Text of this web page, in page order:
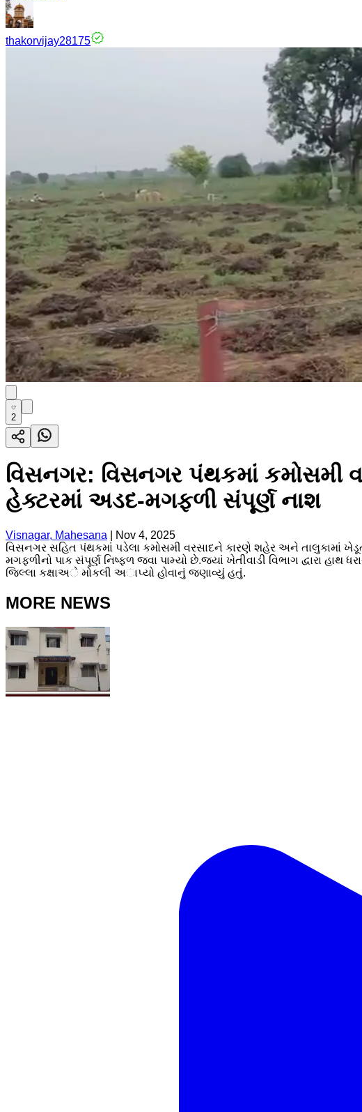
thakorvijay28175
2
વિસનગર: વિસનગર પંથકમાં કમોસમી
હેક્ટરમાં અડદ-મગફળી સંપૂર્ણ નાશ
Visnagar, Mahesana
Nov 4, 2025
વિસનગર સહિત પંથકમાં પડેલા કમોસમી વરસાદને કારણે શહેર અને તાલુકામાં
મગફળીનો પાક સંપૂર્ણ નિષ્ફળ જવા પામ્યો છે.જ્યાં ખેતીવાડી વિભાગ દ્વારા હાથ
જિલ્લા કક્ષાઅે મોકલી અાપ્યો હોવાનું જણાવ્યું હતું.
MORE NEWS